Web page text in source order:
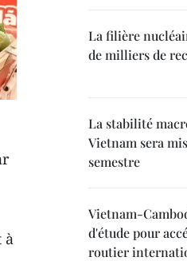
à
La filière
de milliers de
La stabilité
Vietnam sera
semestre
Vietnam-
d'étude pour
routier